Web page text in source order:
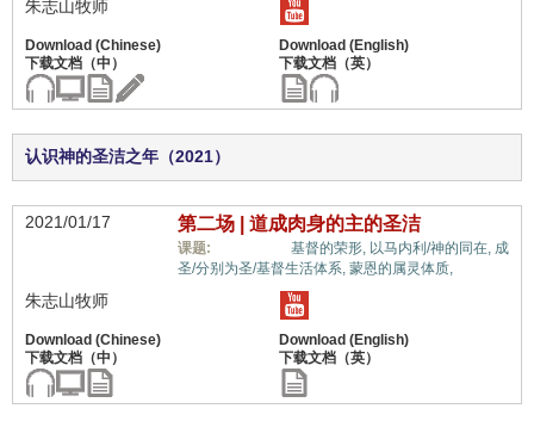
朱志山牧师
认识神的圣洁之年（2021）
2021/01/17 第二场 | 道成肉身的主的圣洁
课题: 基督的荣形, 以马内利/神的同在, 成
圣/分别为圣/基督生活体系, 蒙恩的属灵体质,
朱志山牧师